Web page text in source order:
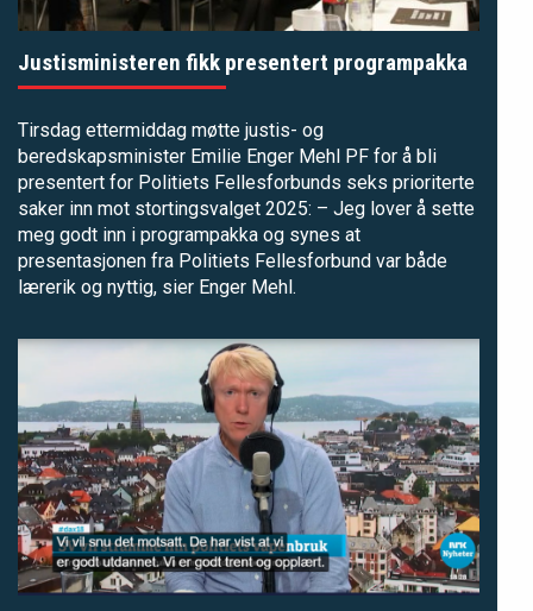
Justisministeren fikk presentert programpakka
Tirsdag ettermiddag møtte justis- og
beredskapsminister Emilie Enger Mehl PF for å bli
presentert for Politiets Fellesforbunds seks prioriterte
saker inn mot stortingsvalget 2025: – Jeg lover å sette
meg godt inn i programpakka og synes at
presentasjonen fra Politiets Fellesforbund var både
lærerik og nyttig, sier Enger Mehl.